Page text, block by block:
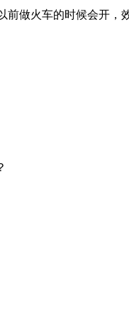
前做火车的时候会开，